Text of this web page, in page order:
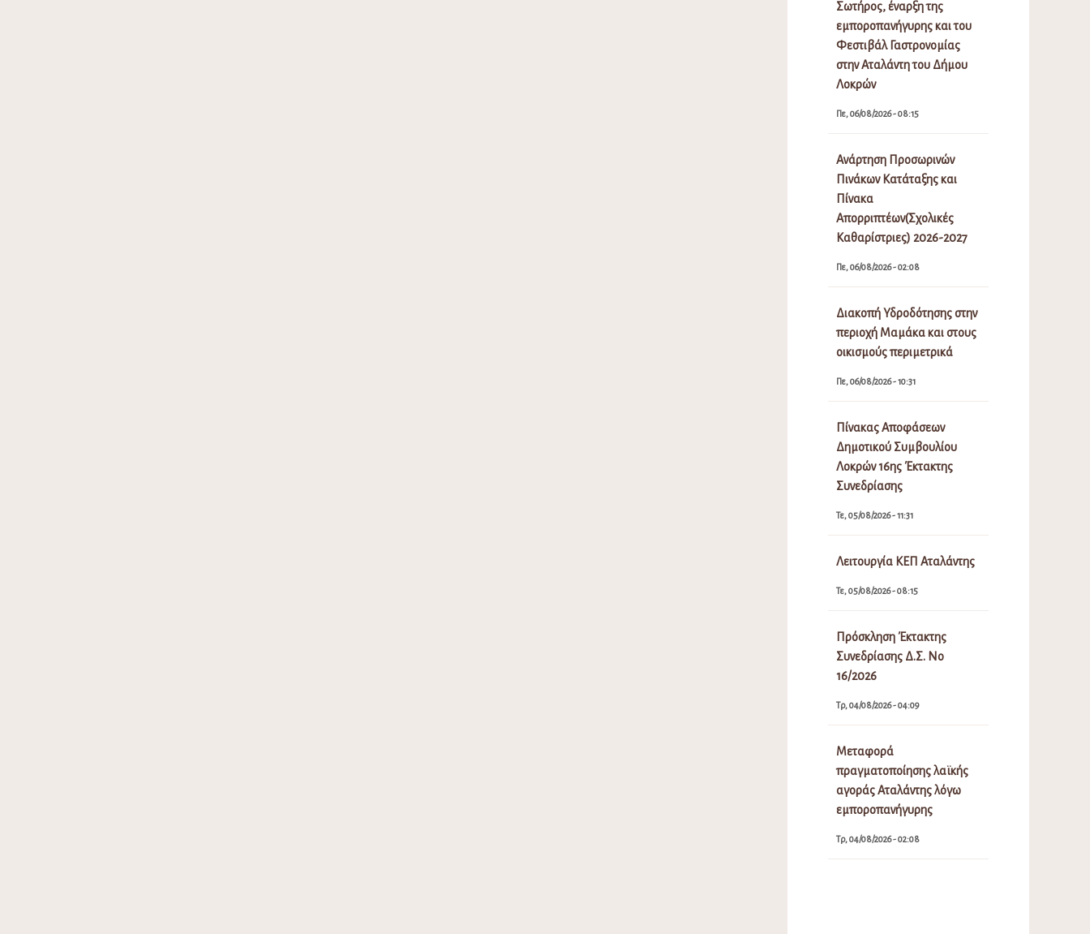
Σωτήρος, έναρξη της
εμποροπανήγυρης και του
Φεστιβάλ Γαστρονομίας
στην Αταλάντη του Δήμου
Λοκρών
Πε, 06/08/2026 - 08:15
Ανάρτηση Προσωρινών
Πινάκων Κατάταξης και
Πίνακα
Απορριπτέων(Σχολικές
Καθαρίστριες) 2026-2027
Πε, 06/08/2026 - 02:08
Διακοπή Υδροδότησης στην
περιοχή Μαμάκα και στους
οικισμούς περιμετρικά
Πε, 06/08/2026 - 10:31
Πίνακας Αποφάσεων
Δημοτικού Συμβουλίου
Λοκρών 16ης Έκτακτης
Συνεδρίασης
Τε, 05/08/2026 - 11:31
Λειτουργία ΚΕΠ Αταλάντης
Τε, 05/08/2026 - 08:15
Πρόσκληση Έκτακτης
Συνεδρίασης Δ.Σ. Νο
16/2026
Τρ, 04/08/2026 - 04:09
Μεταφορά
πραγματοποίησης λαϊκής
αγοράς Αταλάντης λόγω
εμποροπανήγυρης
Τρ, 04/08/2026 - 02:08